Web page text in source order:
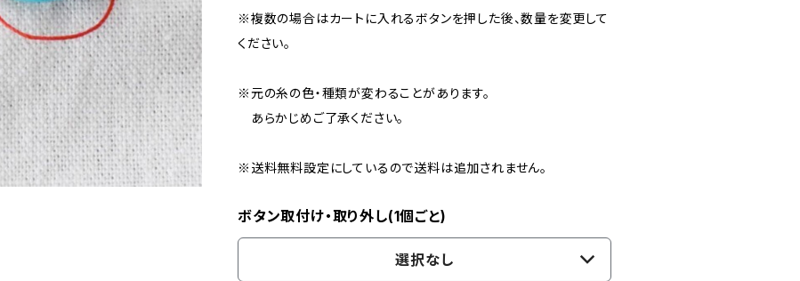
※複数の場合はカートに入れるボタンを押した後、数量を変更して
ください。
※元の糸の色・種類が変わることがあります。
あらかじめご了承ください。
※送料無料設定にしているので送料は追加されません。
ボタン取付け・取り外し(1個ごと)
選択なし